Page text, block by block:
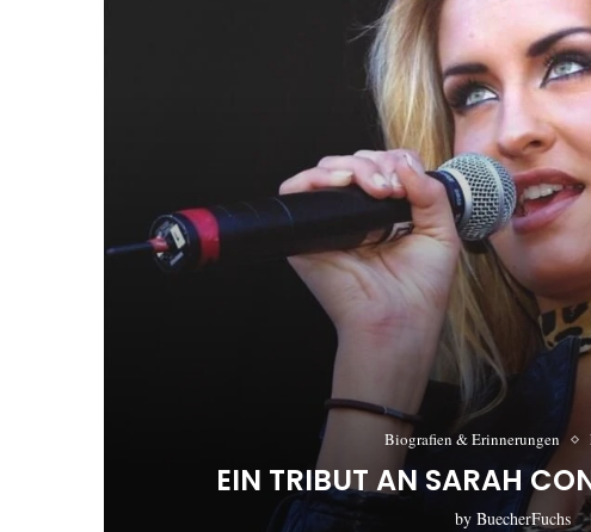
Biografien & Erinnerungen
EIN TRIBUT AN SARAH
by BuecherFuchs